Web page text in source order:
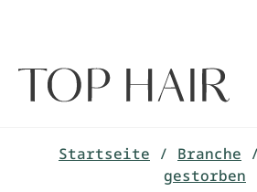
Startseite / Branche /
gestorben